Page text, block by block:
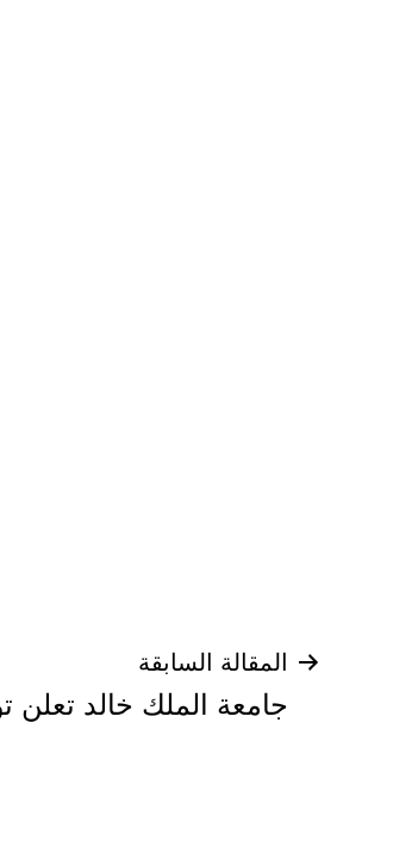
تصفّح
المقالات
المقالة السابقة
جامعة الملك خالد تعلن